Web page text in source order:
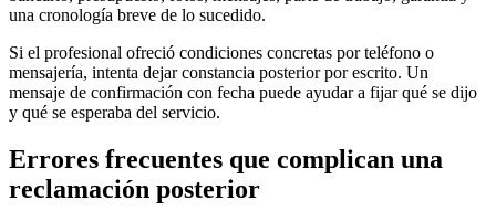
una cronología breve de lo sucedido.
Si el profesional ofreció condiciones concretas por teléfono o
mensajería, intenta dejar constancia posterior por escrito. Un
mensaje de confirmación con fecha puede ayudar a fijar qué se dijo
y qué se esperaba del servicio.
Errores frecuentes que complican una
reclamación posterior